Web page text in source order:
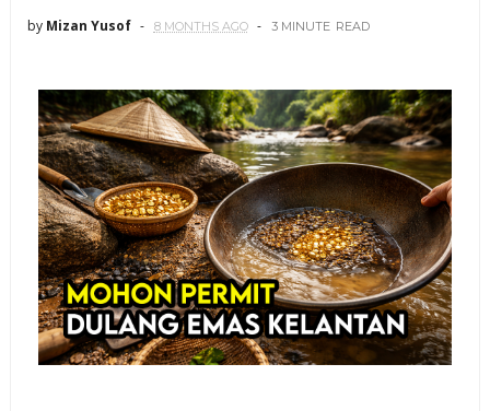
by Mizan Yusof 8 MONTHS AGO 3 MINUTE READ